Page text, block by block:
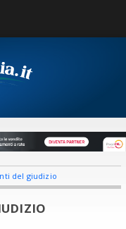
del giudizio